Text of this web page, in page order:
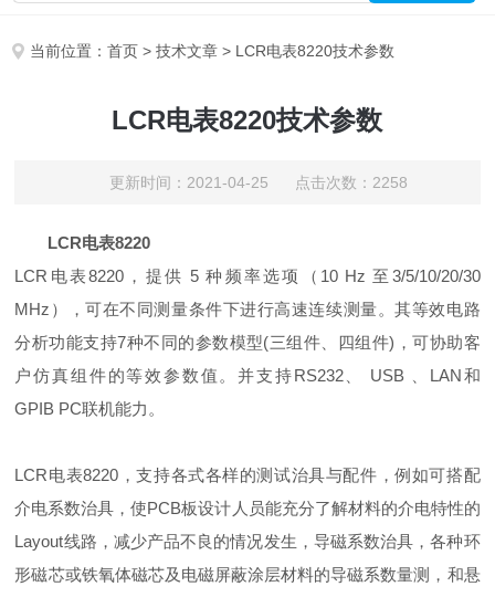
当前位置：首页 >技术文章 > LCR电表8220技术参数
LCR电表8220技术参数
更新时间：2021-04-25 点击次数：2258
LCR电表8220
LCR电表8220，提供 5 种频率选项（10 Hz 至3/5/10/20/30
MHz），可在不同测量条件下进行高速连续测量。其等效电路
分析功能支持7种不同的参数模型(三组件、四组件)，可协助客
户仿真组件的等效参数值。并支持RS232、 USB 、LAN和
GPIB PC联机能力。
LCR电表8220 ，支持各式各样的测试治具与配件，例如可搭配
介电系数治具，使PCB板设计人员能充分了解材料的介电特性的
Layout线路，减少产品不良的情况发生，导磁系数治具，各种环
形磁芯或铁氧体磁芯及电磁屏蔽涂层材料的导磁系数量测，和悬